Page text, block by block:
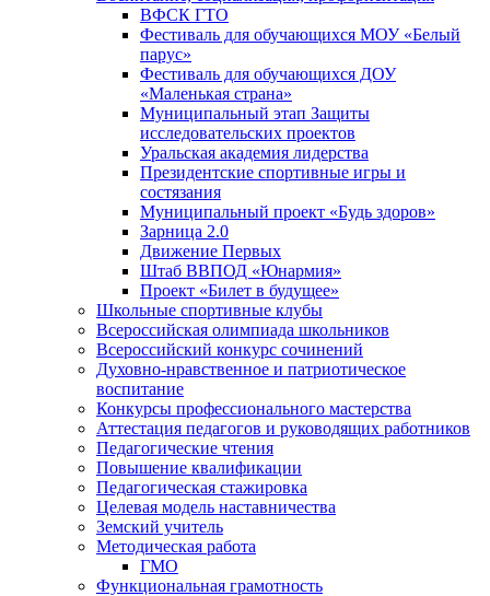
ВФСК ГТО
Фестиваль для обучающихся МОУ «Белый
парус»
Фестиваль для обучающихся ДОУ
«Маленькая страна»
Муниципальный этап Защиты
исследовательских проектов
Уральская академия лидерства
Президентские спортивные игры и
состязания
Муниципальный проект «Будь здоров»
Зарница 2.0
Движение Первых
Штаб ВВПОД «Юнармия»
Проект «Билет в будущее»
Школьные спортивные клубы
Всероссийская олимпиада школьников
Всероссийский конкурс сочинений
Духовно-нравственное и патриотическое
воспитание
Конкурсы профессионального мастерства
Аттестация педагогов и руководящих работников
Педагогические чтения
Повышение квалификации
Педагогическая стажировка
Целевая модель наставничества
Земский учитель
Методическая работа
ГМО
Функциональная грамотность